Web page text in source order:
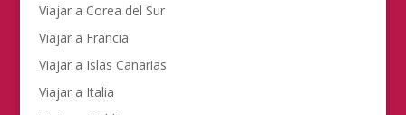
Viajar a Corea del Sur
Viajar a Francia
Viajar a Islas Canarias
Viajar a Italia